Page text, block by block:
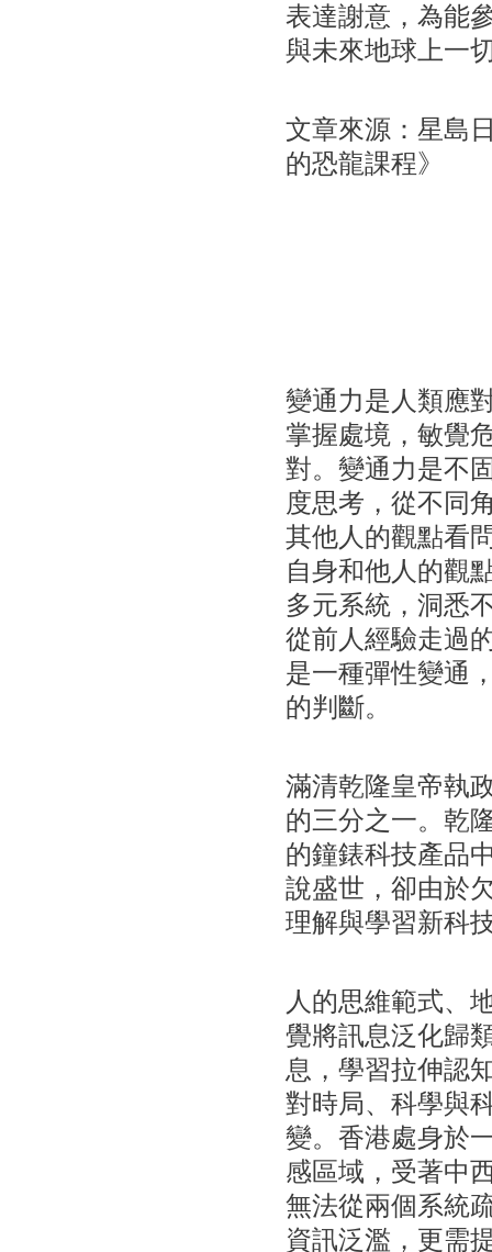
表達謝意，為能
與未來地球上一
文章來源：星島
的恐龍課程》
變通力是人類應
掌握處境，敏覺
對。變通力是不
度思考，從不同
其他人的觀點看
自身和他人的觀
多元系統，洞悉
從前人經驗走過
是一種彈性變通
的判斷。
滿清乾隆皇帝執
的三分之一。乾
的鐘錶科技產品
說盛世，卻由於
理解與學習新科
人的思維範式、
覺將訊息泛化歸
息，學習拉伸認
對時局、科學與
變。香港處身於
感區域，受著中
無法從兩個系統
資訊泛濫，更需